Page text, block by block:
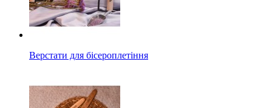
Верстати для бісероплетіння